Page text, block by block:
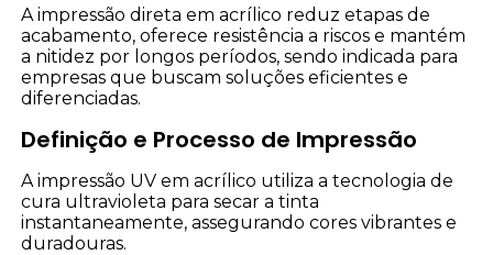
A impressão direta em acrílico reduz etapas de
acabamento, oferece resistência a riscos e mantém
a nitidez por longos períodos, sendo indicada para
empresas que buscam soluções eficientes e
diferenciadas.
Definição e Processo de Impressão
A impressão UV em acrílico utiliza a tecnologia de
cura ultravioleta para secar a tinta
instantaneamente, assegurando cores vibrantes e
duradouras.